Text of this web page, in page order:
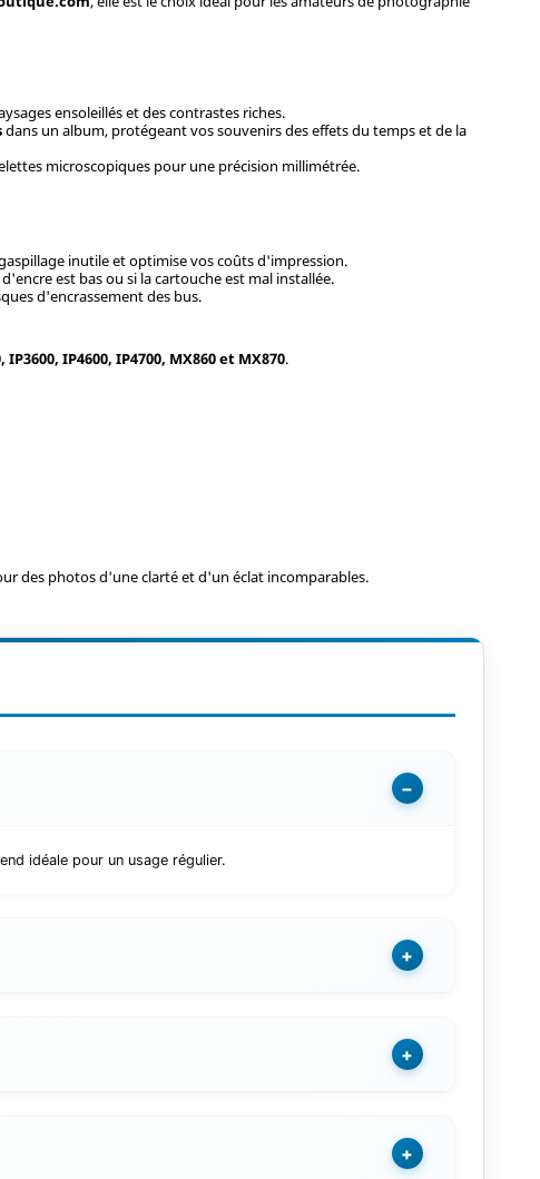
ensoleillés et des contrastes riches.
dans un album, protégeant vos souvenirs des effets du temps et de la
microscopiques pour une précision millimétrée.
inutile et optimise vos coûts d'impression.
est bas ou si la cartouche est mal installée.
d'encrassement des bus.
IP3600, IP4600, IP4700, MX860 et MX870.
des photos d'une clarté et d'un éclat incomparables.
−
idéale pour un usage régulier.
+
+
+